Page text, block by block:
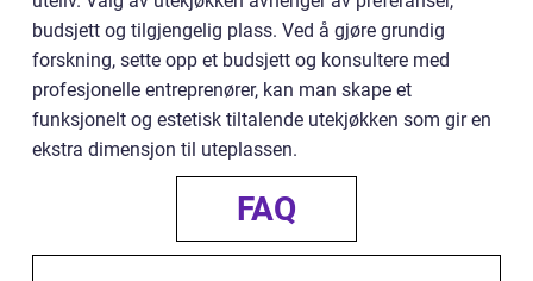
budsjett og tilgjengelig plass. Ved å gjøre grundig
forskning, sette opp et budsjett og konsultere med
profesjonelle entreprenører, kan man skape et
funksjonelt og estetisk tiltalende utekjøkken som gir en
ekstra dimensjon til uteplassen.
FAQ